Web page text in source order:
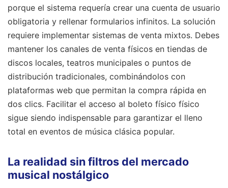
porque el sistema requería crear una cuenta de usuario
obligatoria y rellenar formularios infinitos. La solución
requiere implementar sistemas de venta mixtos. Debes
mantener los canales de venta físicos en tiendas de
discos locales, teatros municipales o puntos de
distribución tradicionales, combinándolos con
plataformas web que permitan la compra rápida en
dos clics. Facilitar el acceso al boleto físico físico
sigue siendo indispensable para garantizar el lleno
total en eventos de música clásica popular.
La realidad sin filtros del mercado
musical nostálgico